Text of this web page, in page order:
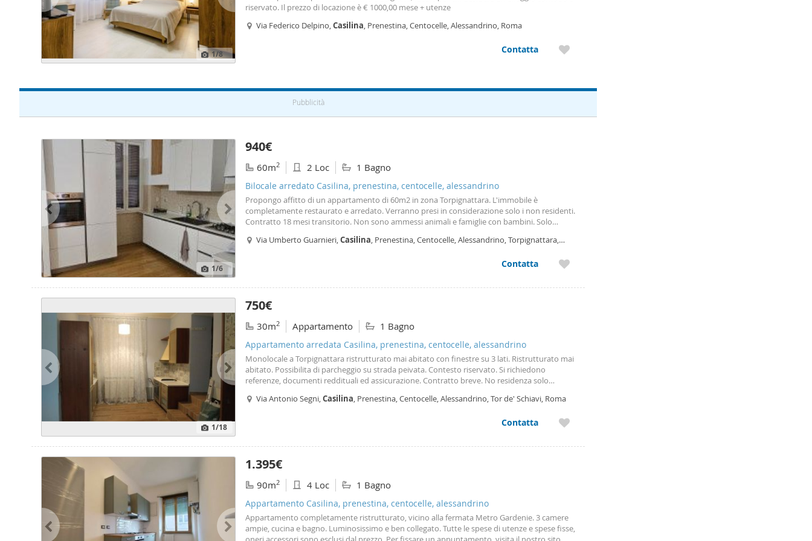
1/8
riservato. Il prezzo di locazione è € 1000,00 mese + utenze
Via Federico Delpino,Casilina, Prenestina, Centocelle, Alessandrino, Roma
Contatta
Pubblicità
1/6
940€
60m2 2 Loc 1 Bagno
Bilocale arredato Casilina, prenestina, centocelle, alessandrino
Propongo affitto di un appartamento di 60m2 in zona Torpignattara. L'immobile è
completamente restaurato e arredato. Verranno presi in considerazione solo i non residenti.
Contratto 18 mesi transitorio. Non sono ammessi animali e famiglie con bambini. Solo
Via Umberto Guarnieri,Casilina, Prenestina, Centocelle, Alessandrino, Torpignattara,
Contatta
1/18
750€
30m2 Appartamento 1 Bagno
Appartamento arredata Casilina, prenestina, centocelle, alessandrino
Monolocale a Torpignattara ristrutturato mai abitato con finestre su 3 lati. Ristrutturato mai
abitato. Possibilita di parcheggio su strada peivata. Contesto riservato. Si richiedono
referenze, documenti reddituali ed assicurazione. Contratto breve. No residenza solo
Via Antonio Segni,Casilina, Prenestina, Centocelle, Alessandrino, Tor de' Schiavi, Roma
Contatta
1.395€
90m2 4 Loc 1 Bagno
Appartamento Casilina, prenestina, centocelle, alessandrino
Appartamento completamente ristrutturato, vicino alla fermata Metro Gardenie. 3 camere
ampie, cucina e bagno. Luminosissimo e ben collegato. Tutte le spese di utenze e spese fisse,